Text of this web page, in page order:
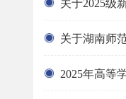
关于2025级